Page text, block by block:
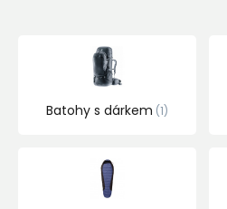
Batohy s dárkem 1